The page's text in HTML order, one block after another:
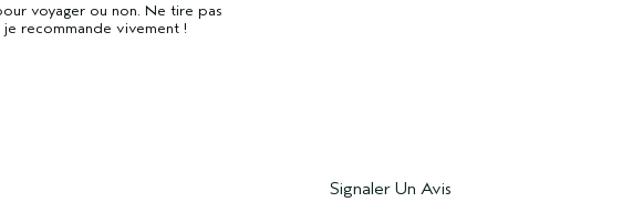
voyager ou non. Ne tire pas
je recommande vivement !
Signaler Un Avis